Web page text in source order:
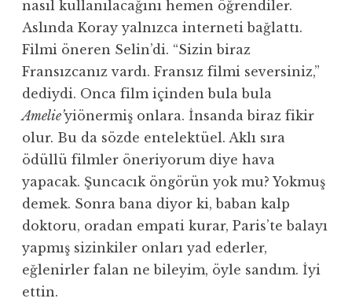
nasıl kullanılacağını hemen öğrendiler.
Aslında Koray yalnızca interneti bağlattı.
Filmi öneren Selin’di. “Sizin biraz
Fransızcanız vardı. Fransız filmi seversiniz,”
dediydi. Onca film içinden bula bula
Amelie’yiönermiş onlara. İnsanda biraz fikir
olur. Bu da sözde entelektüel. Aklı sıra
ödüllü filmler öneriyorum diye hava
yapacak. Şuncacık öngörün yok mu? Yokmuş
demek. Sonra bana diyor ki, baban kalp
doktoru, oradan empati kurar, Paris’te balayı
yapmış sizinkiler onları yad ederler,
eğlenirler falan ne bileyim, öyle sandım. İyi
ettin.